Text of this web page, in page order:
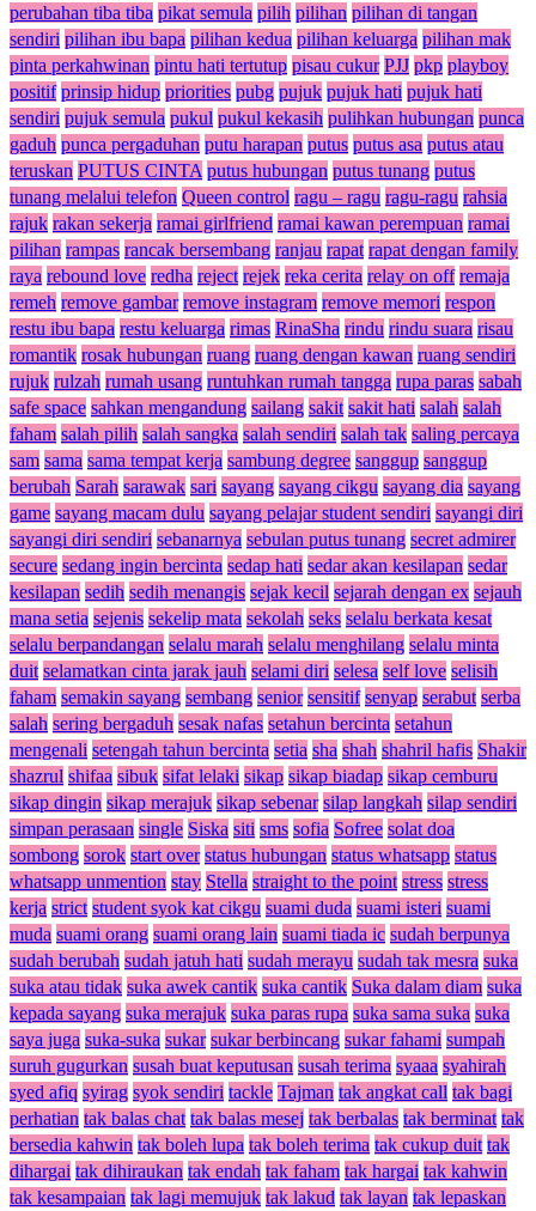
perubahan tiba tiba pikat semula pilih pilihan pilihan di tangan
sendiri pilihan ibu bapa pilihan kedua pilihan keluarga pilihan mak
pinta perkahwinan pintu hati tertutup pisau cukur PJJ pkp playboy
positif prinsip hidup priorities pubg pujuk pujuk hati pujuk hati
sendiri pujuk semula pukul pukul kekasih pulihkan hubungan punca
gaduh punca pergaduhan putu harapan putus putus asa putus atau
teruskan PUTUS CINTA putus hubungan putus tunang putus
tunang melalui telefon Queen control ragu – ragu ragu-ragu rahsia
rajuk rakan sekerja ramai girlfriend ramai kawan perempuan ramai
pilihan rampas rancak bersembang ranjau rapat rapat dengan family
raya rebound love redha reject rejek reka cerita relay on off remaja
remeh remove gambar remove instagram remove memori respon
restu ibu bapa restu keluarga rimas RinaSha rindu rindu suara risau
romantik rosak hubungan ruang ruang dengan kawan ruang sendiri
rujuk rulzah rumah usang runtuhkan rumah tangga rupa paras sabah
safe space sahkan mengandung sailang sakit sakit hati salah salah
faham salah pilih salah sangka salah sendiri salah tak saling percaya
sam sama sama tempat kerja sambung degree sanggup sanggup
berubah Sarah sarawak sari sayang sayang cikgu sayang dia sayang
game sayang macam dulu sayang pelajar student sendiri sayangi diri
sayangi diri sendiri sebanarnya sebulan putus tunang secret admirer
secure sedang ingin bercinta sedap hati sedar akan kesilapan sedar
kesilapan sedih sedih menangis sejak kecil sejarah dengan ex sejauh
mana setia sejenis sekelip mata sekolah seks selalu berkata kesat
selalu berpandangan selalu marah selalu menghilang selalu minta
duit selamatkan cinta jarak jauh selami diri selesa self love selisih
faham semakin sayang sembang senior sensitif senyap serabut serba
salah sering bergaduh sesak nafas setahun bercinta setahun
mengenali setengah tahun bercinta setia sha shah shahril hafis Shakir
shazrul shifaa sibuk sifat lelaki sikap sikap biadap sikap cemburu
sikap dingin sikap merajuk sikap sebenar silap langkah silap sendiri
simpan perasaan single Siska siti sms sofia Sofree solat doa
sombong sorok start over status hubungan status whatsapp status
whatsapp unmention stay Stella straight to the point stress stress
kerja strict student syok kat cikgu suami duda suami isteri suami
muda suami orang suami orang lain suami tiada ic sudah berpunya
sudah berubah sudah jatuh hati sudah merayu sudah tak mesra suka
suka atau tidak suka awek cantik suka cantik Suka dalam diam suka
kepada sayang suka merajuk suka paras rupa suka sama suka suka
saya juga suka-suka sukar sukar berbincang sukar fahami sumpah
suruh gugurkan susah buat keputusan susah terima syaaa syahirah
syed afiq syirag syok sendiri tackle Tajman tak angkat call tak bagi
perhatian tak balas chat tak balas mesej tak berbalas tak berminat tak
bersedia kahwin tak boleh lupa tak boleh terima tak cukup duit tak
dihargai tak dihiraukan tak endah tak faham tak hargai tak kahwin
tak kesampaian tak lagi memujuk tak lakud tak layan tak lepaskan